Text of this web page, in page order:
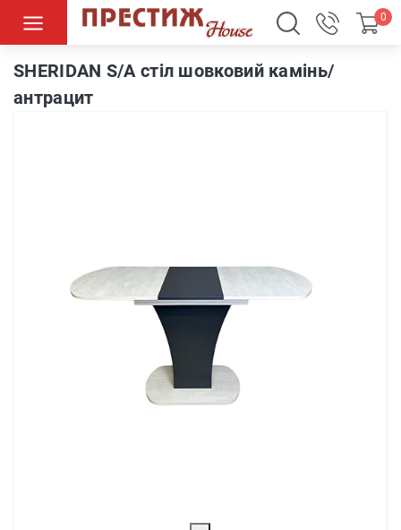
0
SHERIDAN S/A стіл шовковий камінь/антрацит
SHERIDAN S/A стіл шовковий камінь/
антрацит